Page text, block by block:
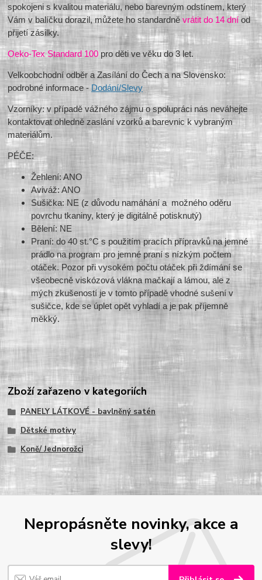
spokojeni s kvalitou materiálu, nebo barevným odstínem, který
Vám v balíčku dorazil, můžete ho standardněvrátit do 14 dní od
přijetí zásilky.
Oeko-Tex Standard 100 pro děti ve věku do 3 let.
Velkoobchodní odběr a Zasílání do Čech a na Slovensko:
podrobné informace - Dodání/Slevy
Vzorníky: v případě vážného zájmu o spolupráci nás neváhejte
kontaktovat ohledně zaslání vzorků a barevnic k vybraným
materiálům.
PÉČE:
Žehlení: ANO
Aviváž: ANO
Sušička: NE (z důvodu namáhání a možného oděru
povrchu tkaniny, který je digitálně potisknutý)
Bělení: NE
Praní: do 40 st.°C s použitím pracích přípravků na jemné
prádlo na program pro jemné praní s nízkým počtem
otáček. Pozor při vysokém počtu otáček při ždímání se
všeobecně viskózová vlákna mačkají a lámou, ale z
mých zkušeností je v tomto případě vhodné sušení v
sušičce, kde se úplet opět vyhladí a je pak příjemně
měkký.
Zboží zařazeno v kategoriích
PANELY LÁTKOVÉ - bavlněný satén
Dětské motivy
Koně/ Jednorožci
Nepropásněte novinky, akce a
slevy!